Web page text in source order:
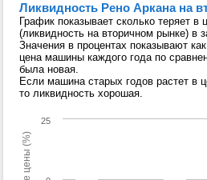
Ликвидность Рено Аркана на
График показывает сколько теряет
(ликвидность на вторичном рынке) в
Значения в процентах показывают
цена машины каждого года по
была новая.
Если машина старых годов растет в
то ликвидность хорошая.
25